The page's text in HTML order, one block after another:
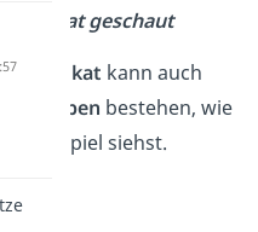
→
hat geschaut
Prädikat kann auch
Verben bestehen, wie
Beispiel siehst.